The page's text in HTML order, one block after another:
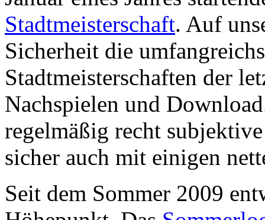
Stadtmeisterschaft. Auf
Sicherheit die
Stadtmeisterschaften der
Nachspielen und
regelmäßig recht
sicher auch mit einigen
Seit dem Sommer 2009